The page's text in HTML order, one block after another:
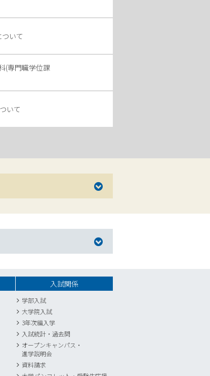
いて
(専門職学位課
いて
入試関係
学部入試
大学院入試
3年次編入学
入試統計 ・ 過去問
オープンキャンパス・
進学説明会
資料請求